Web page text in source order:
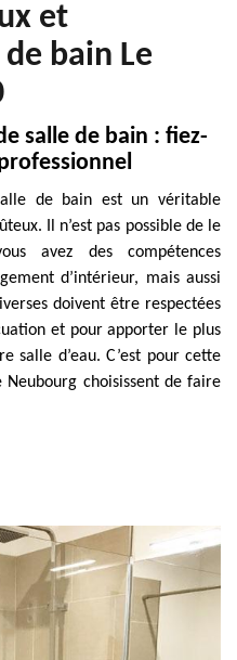
et
bain Le
salle de bain : fiez-
de bain est un véritable
Il n’est pas possible de le
avez des compétences
d’intérieur, mais aussi
doivent être respectées
et pour apporter le plus
salle d’eau. C’est pour cette
choisissent de faire